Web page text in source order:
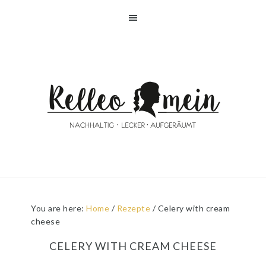
You are here:Home / Rezepte / Celery with cream
cheese
CELERY WITH CREAM CHEESE